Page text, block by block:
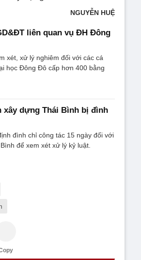
NGUYỄN HUỆ
liên quan vụ ĐH Đông
xét, xử lý nghiêm đối với các cá
học Đông Đô cấp hơn 400 bằng
xây dựng Thái Bình bị đình
đình chỉ công tác 15 ngày đối với
để xem xét xử lý kỷ luật.